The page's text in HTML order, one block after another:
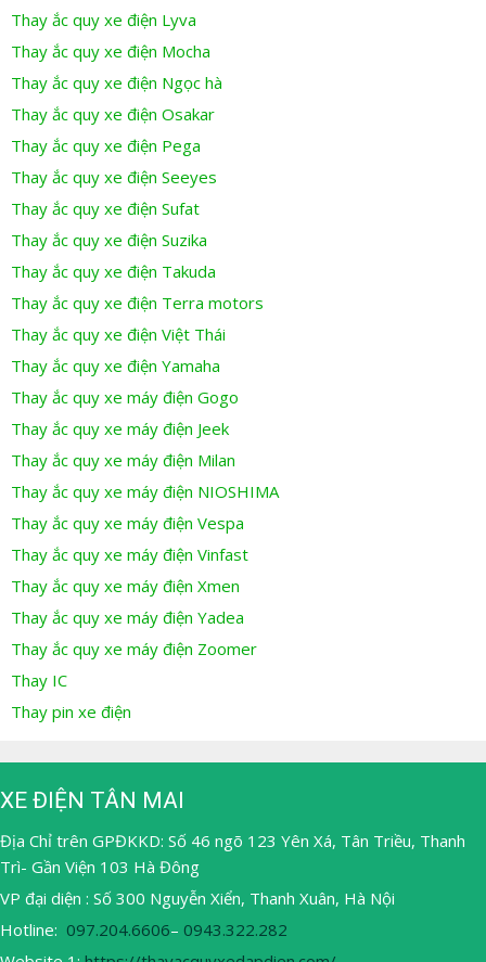
Thay ắc quy xe điện Lyva
Thay ắc quy xe điện Mocha
Thay ắc quy xe điện Ngọc hà
Thay ắc quy xe điện Osakar
Thay ắc quy xe điện Pega
Thay ắc quy xe điện Seeyes
Thay ắc quy xe điện Sufat
Thay ắc quy xe điện Suzika
Thay ắc quy xe điện Takuda
Thay ắc quy xe điện Terra motors
Thay ắc quy xe điện Việt Thái
Thay ắc quy xe điện Yamaha
Thay ắc quy xe máy điện Gogo
Thay ắc quy xe máy điện Jeek
Thay ắc quy xe máy điện Milan
Thay ắc quy xe máy điện NIOSHIMA
Thay ắc quy xe máy điện Vespa
Thay ắc quy xe máy điện Vinfast
Thay ắc quy xe máy điện Xmen
Thay ắc quy xe máy điện Yadea
Thay ắc quy xe máy điện Zoomer
Thay IC
Thay pin xe điện
XE ĐIỆN TÂN MAI
Địa Chỉ trên GPĐKKD: Số 46 ngõ 123 Yên Xá, Tân Triều, Thanh
Trì- Gần Viện 103 Hà Đông
VP đại diện : Số 300 Nguyễn Xiển, Thanh Xuân, Hà Nội
Hotline: 097.204.6606– 0943.322.282